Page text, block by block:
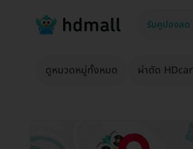
ดูหมวดหมู่ทั้งหมด ผ่าตัด